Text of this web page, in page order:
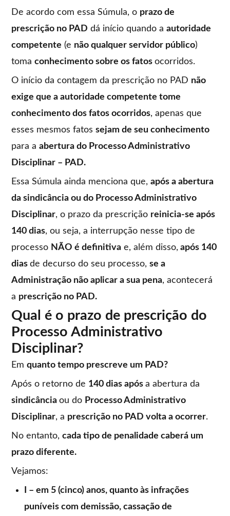
De acordo com essa Súmula, o prazo de
prescrição no PAD dá início quando aautoridade
competente (e não qualquer servidor público)
tomaconhecimento sobre os fatosocorridos.
O início da contagem da prescrição no PAD não
exige que a autoridade competente tome
conhecimento dos fatos ocorridos, apenas que
esses mesmos fatossejam de seu conhecimento
para aabertura do Processo Administrativo
Disciplinar – PAD.
Essa Súmula ainda menciona que,após a abertura
da sindicância ou do Processo Administrativo
Disciplinar, o prazo da prescrição reinicia-se após
140 dias, ou seja, a interrupção nesse tipo de
processo NÃO é definitiva e, além disso, após 140
diasde decurso do seu processo,se a
Administração não aplicar a sua pena, acontecerá
a prescrição no PAD.
Qual é o prazo de prescrição do
Processo Administrativo
Disciplinar?
Emquanto tempo prescreve um PAD?
Após o retorno de 140 dias apósa abertura da
sindicânciaou do Processo Administrativo
Disciplinar, a prescrição no PAD volta a ocorrer.
No entanto,cada tipo de penalidade caberá um
prazo diferente.
Vejamos:
I – em 5 (cinco) anos, quanto às infrações
puníveis com demissão, cassação de